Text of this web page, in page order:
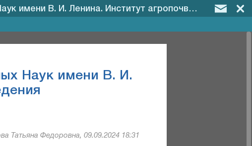
В. И. Ленина. Институт агропочвоведения
Наук имени В. И.
Татьяна Федоровна, 09.09.2024 18:31